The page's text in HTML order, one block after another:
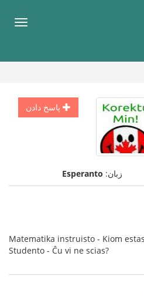
پاسخ دادن
زبان: Esperanto
Matematika instruisto - Kiom
Studento - Ĉu vi ne scias?